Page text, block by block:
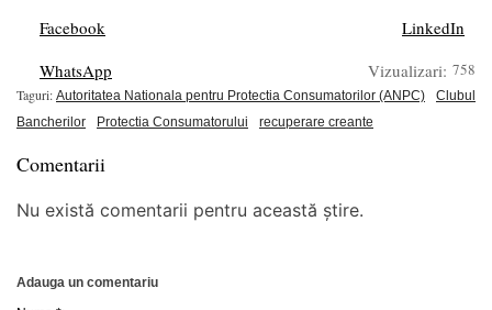
Facebook
LinkedIn
WhatsApp
Vizualizari: 758
Taguri: Autoritatea Nationala pentru Protectia Consumatorilor (ANPC)
Clubul
Bancherilor
Protectia Consumatorului recuperare creante
Comentarii
Nu există comentarii pentru această știre.
Adauga un comentariu